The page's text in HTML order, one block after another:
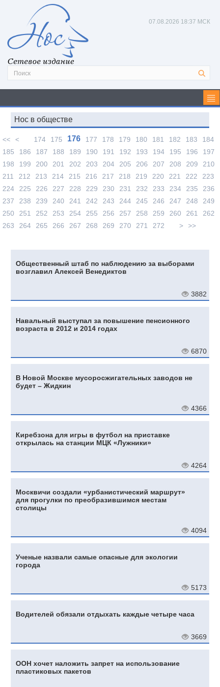
Сетевое издание
07.08.2026 18:37 МСК
Нос в обществе
<< < 174 175 176 177 178 179 180 181 182 183
184
185
186 187 188 189 190 191 192 193 194 195 196
197
198
199 200 201 202 203 204 205 206 207 208 209
210
211
212 213 214 215 216 217 218 219 220 221 222
223
224
225 226 227 228 229 230 231 232 233 234 235
236
237
238 239 240 241 242 243 244 245 246 247 248
249
250
251 252 253 254 255 256 257 258 259 260 261
262
263
264 265 266 267 268 269 270 271 272 > >>
Общественный штаб по наблюдению за выборами
возглавил Алексей Венедиктов
3882
Навальный выступал за повышение пенсионного
возраста в 2012 и 2014 годах
6870
В Новой Москве мусоросжигательных заводов не
будет – Жидкин
4366
Киребзона для игры в футбол на приставке
открылась на станции МЦК «Лужники»
4264
Москвичи создали «урбанистический маршрут»
для прогулки по преобразившимся местам
столицы
4094
Ученые назвали самые опасные для экологии
города
5173
Водителей обязали отдыхать каждые четыре часа
3669
ООН хочет наложить запрет на использование
пластиковых пакетов